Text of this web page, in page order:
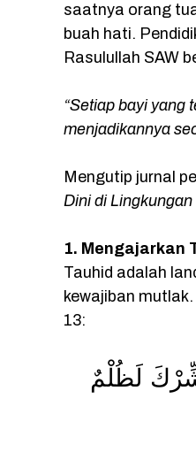
saatnya orang
buah hati.
Rasulullah SAW
“Setiap bayi yang
menjadikannya
Mengutip jurnal
Dini di
1. Mengajarkan
Tauhid adalah
kewajiban
13:
لَظُلْمٌ